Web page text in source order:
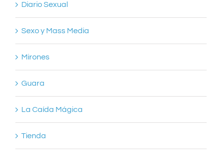
Diario Sexual
Sexo y Mass Media
Mirones
Guara
La Caída Mágica
Tienda